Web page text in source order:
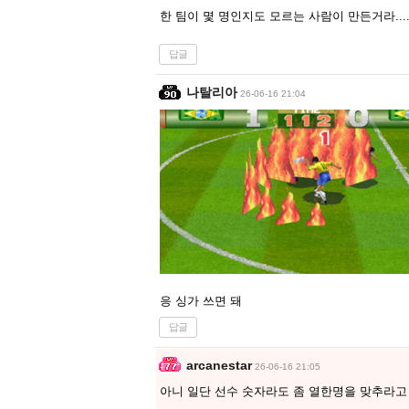
한 팀이 몇 명인지도 모르는 사람이 만든거라....
답글
나탈리아 26-06-16 21:04
응 싱가 쓰면 돼
답글
arcanestar 26-06-16 21:05
아니 일단 선수 숫자라도 좀 열한명을 맞추라고